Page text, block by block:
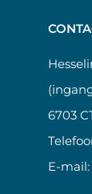
6703
E-mail: